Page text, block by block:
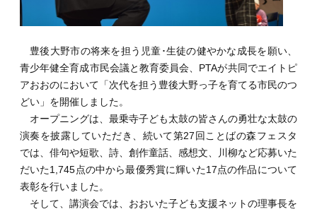
豊後大野市の将来を担う児童･生徒の健やかな成長を願い、
青少年健全育成市民会議と教育委員会、PTAが共同でエイトピ
アおおのにおいて「次代を担う豊後大野っ子を育てる市民のつ
どい」を開催しました。
オープニングは、最乗寺子ども太鼓の皆さんの勇壮な太鼓の
演奏を披露していただき、続いて第27回ことばの森フェスタ
では、俳句や短歌、詩、創作童話、感想文、川柳など応募いた
だいた1,745点の中から最優秀賞に輝いた17点の作品について
表彰を行いました。
そして、講演会では、おおいた子ども支援ネットの理事長を